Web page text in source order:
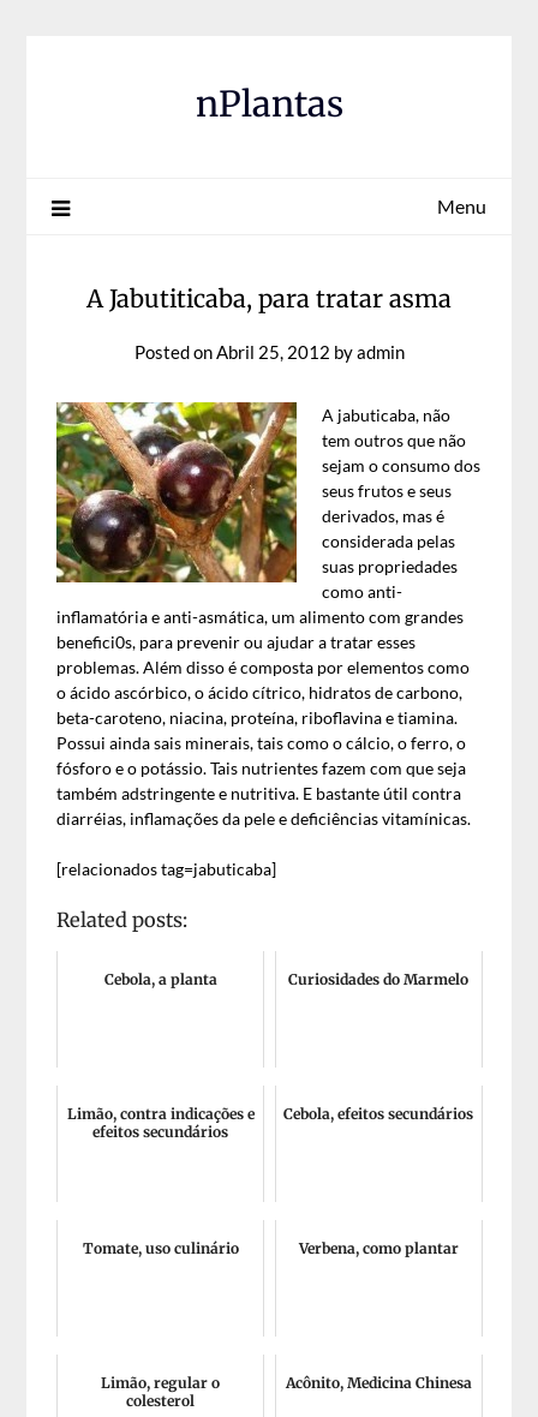
nPlantas
Menu
A Jabutiticaba, para tratar asma
Posted onAbril 25, 2012 byadmin
A jabuticaba, não
tem outros que não
sejam o consumo dos
seus frutos e seus
derivados, mas é
considerada pelas
suas propriedades
como anti-
inflamatória e anti-asmática, um alimento com grandes
benefici0s, para prevenir ou ajudar a tratar esses
problemas. Além disso é composta por elementos como
o ácido ascórbico, o ácido cítrico, hidratos de carbono,
beta-caroteno, niacina, proteína, riboflavina e tiamina.
Possui ainda sais minerais, tais como o cálcio, o ferro, o
fósforo e o potássio. Tais nutrientes fazem com que seja
também adstringente e nutritiva. E bastante útil contra
diarréias, inflamações da pele e deficiências vitamínicas.
[relacionados tag=jabuticaba]
Related posts:
Cebola, a planta Curiosidades do Marmelo
Limão, contra indicações e
efeitos secundários
Cebola, efeitos secundários
Tomate, uso culinário Verbena, como plantar
Limão, regular o
colesterol
Acônito, Medicina Chinesa